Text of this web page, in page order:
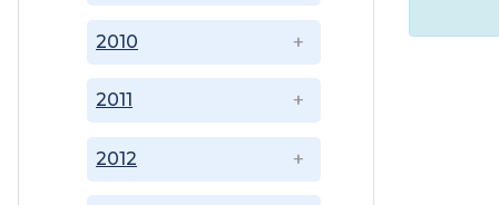
2010
2011
2012